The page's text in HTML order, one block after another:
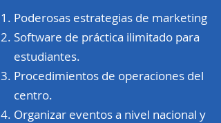
Poderosas estrategias de marketing
Software de práctica ilimitado para
estudiantes.
Procedimientos de operaciones del
centro.
Organizar eventos a nivel nacional y